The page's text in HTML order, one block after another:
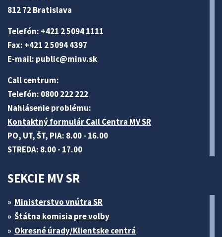
812 72 Bratislava
Telefón: +421 2 5094 1111
Fax: +421 2 5094 4397
E-mail: public@minv.sk
Call centrum:
Telefón: 0800 222 222
Nahlásenie problému:
Kontaktný formulár Call Centra MV SR
PO, UT, ŠT, PIA: 8.00 - 16.00
STREDA: 8.00 - 17.00
SEKCIE MV SR
Ministerstvo vnútra SR
Štátna komisia pre volby
Okresné úrady/Klientske centrá